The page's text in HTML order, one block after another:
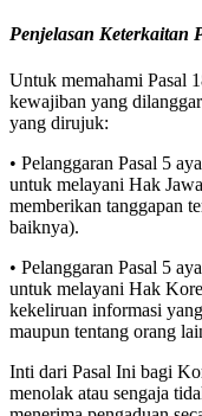
Penjelasan Keterkaitan
Untuk memahami Pasal
kewajiban yang
yang dirujuk:
• Pelanggaran Pasal 5
untuk melayani Hak
memberikan tanggapan
baiknya).
• Pelanggaran Pasal 5
untuk melayani Hak
kekeliruan informasi
maupun tentang orang
Inti dari Pasal Ini bagi
menolak atau sengaja